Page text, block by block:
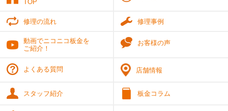
TOP
修理の流れ 修理事例
動画でニコニコ板金を
ご紹介！
お客様の声
よくある質問 店舗情報
スタッフ紹介 板金コラム